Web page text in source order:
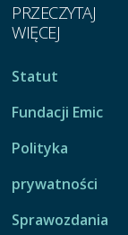
PRZECZYTAJ
WIĘCEJ
Statut
Fundacji Emic
Polityka
prywatności
Sprawozdania